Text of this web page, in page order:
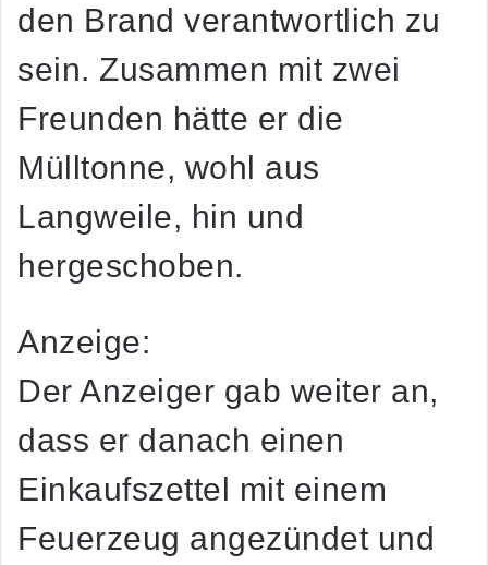
den Brand verantwortlich zu
sein. Zusammen mit zwei
Freunden hätte er die
Mülltonne, wohl aus
Langweile, hin und
hergeschoben.
Anzeige:
Der Anzeiger gab weiter an,
dass er danach einen
Einkaufszettel mit einem
Feuerzeug angezündet und